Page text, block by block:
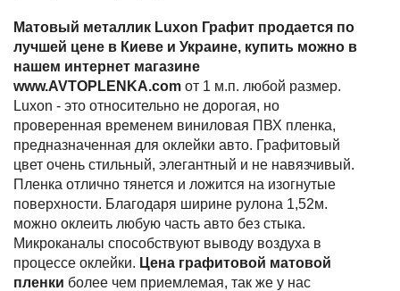
Матовый металлик Luxon Графит продается по
лучшей цене в Киеве и Украине, купить можно в
нашем интернет магазине
www.AVTOPLENKA.com от 1 м.п. любой размер.
Luxon - это относительно не дорогая, но
проверенная временем виниловая ПВХ пленка,
предназначенная для оклейки авто. Графитовый
цвет очень стильный, элегантный и не навязчивый.
Пленка отлично тянется и ложится на изогнутые
поверхности. Благодаря ширине рулона 1,52м.
можно оклеить любую часть авто без стыка.
Микроканалы способствуют выводу воздуха в
процессе оклейки. Цена графитовой матовой
пленки более чем приемлемая, так же у нас